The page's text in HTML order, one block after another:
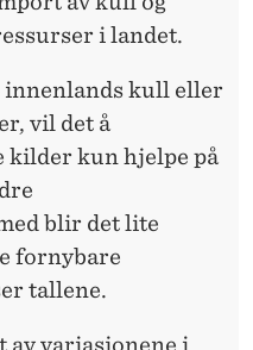
i landet.
kull eller
vil det å
kun hjelpe på
blir det lite
fornybare
tallene.